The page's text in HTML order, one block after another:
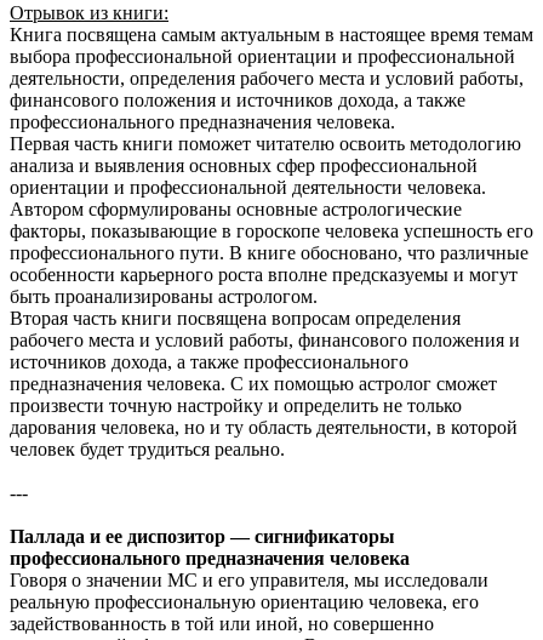
Отрывок из книги:
Книга посвящена самым актуальным в настоящее время темам
выбора профессиональной ориентации и профессиональной
деятельности, определения рабочего места и условий работы,
финансового положения и источников дохода, а также
профессионального предназначения человека.
Первая часть книги поможет читателю освоить методологию
анализа и выявления основных сфер профессиональной
ориентации и профессиональной деятельности человека.
Автором сформулированы основные астрологические
факторы, показывающие в гороскопе человека успешность его
профессионального пути. В книге обосновано, что различные
особенности карьерного роста вполне предсказуемы и могут
быть проанализированы астрологом.
Вторая часть книги посвящена вопросам определения
рабочего места и условий работы, финансового положения и
источников дохода, а также профессионального
предназначения человека. С их помощью астролог сможет
произвести точную настройку и определить не только
дарования человека, но и ту область деятельности, в которой
человек будет трудиться реально.
---
Паллада и ее диспозитор — сигнификаторы
профессионального предназначения человека
Говоря о значении МС и его управителя, мы исследовали
реальную профессиональную ориентацию человека, его
задействованность в той или иной, но совершенно